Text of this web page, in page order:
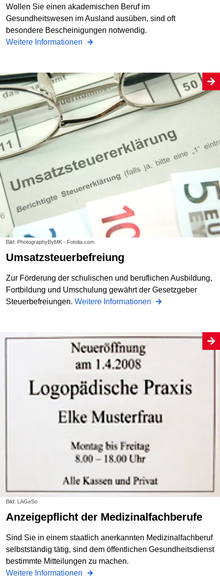
Wollen Sie einen akademischen Beruf im
Gesundheitswesen im Ausland ausüben, sind oft
besondere Bescheinigungen notwendig.
Weitere Informationen
Bild: PhotographyByMK - Fotolia.com
Umsatzsteuerbefreiung
Zur Förderung der schulischen und beruflichen Ausbildung,
Fortbildung und Umschulung gewährt der Gesetzgeber
Steuerbefreiungen. Weitere Informationen
Bild: LAGeSo
Anzeigepflicht der Medizinalfachberufe
Sind Sie in einem staatlich anerkannten Medizinalfachberuf
selbstständig tätig, sind dem öffentlichen Gesundheitsdienst
bestimmte Mitteilungen zu machen.
Weitere Informationen